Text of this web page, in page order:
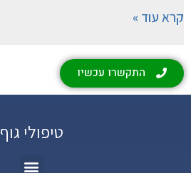
קרא עוד »
התקשרו עכשיו
טיפולי גוף